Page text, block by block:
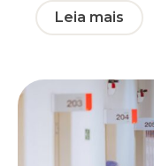
Leia mais